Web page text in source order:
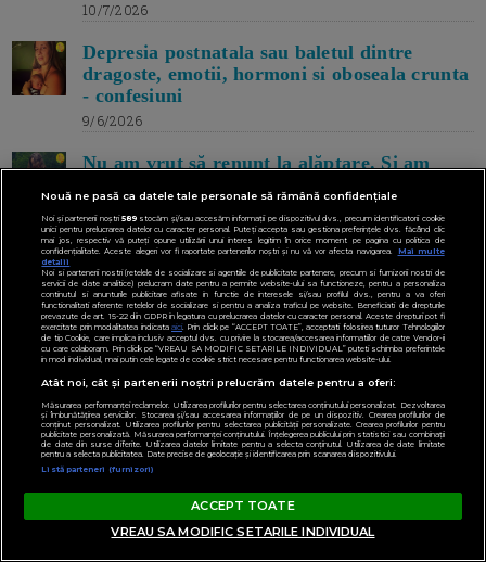
10/7/2026
Depresia postnatala sau baletul dintre
dragoste, emotii, hormoni si oboseala crunta
- confesiuni
9/6/2026
Nu am vrut să renunț la alăptare. Si am
confesiunile unei mame care alăptează
27/3/2026
ULTIMILE ARTICOLE
Nouă ne pasă ca datele tale personale să rămână confidențiale
Noi și partenerii noștri589stocăm și/sau accesăm informații pe dispozitivul dvs., precum identificatorii cookie
unici pentru prelucrarea datelor cu caracter personal. Puteți accepta sau gestiona preferințele dvs. făcând clic
mai jos, respectiv vă puteți opune utilizării unui interes legitim în orice moment pe pagina cu politica de
confidențialitate. Aceste alegeri vor fi raportate partenerilor noștri și nu vă vor afecta navigarea.
Mai multe
detalii
Noi si partenerii nostri (retelele de socializare si agentiile de publicitate partenere, precum si furnizorii nostri de
servicii de date analitice) prelucram date pentru a permite website-ului sa functioneze, pentru a personaliza
continutul si anunturile publicitare afisate in functie de interesele si/sau profilul dvs., pentru a va oferi
functionalitati aferente retelelor de socializare si pentru a analiza traficul pe website. Beneficiati de drepturile
prevazute de art. 15-22 din GDPR in legatura cu prelucrarea datelor cu caracter personal. Aceste drepturi pot fi
exercitate prin modalitatea indicataaici. Prin click pe “ACCEPT TOATE”, acceptati folosirea tuturor Tehnologiilor
de tip Cookie, care implica inclusiv acceptul dvs. cu privire la stocarea/accesarea informatiilor de catre Vendor-ii
cu care colaboram. Prin click pe “VREAU SA MODIFIC SETARILE INDIVIDUAL” puteti schimba preferintele
in mod individual, mai putin cele legate de cookie strict necesare pentru functionarea website-ului.
Atât noi, cât și partenerii noștri prelucrăm datele pentru a oferi:
Măsurarea performanței reclamelor. Utilizarea profilurilor pentru selectarea conținutului personalizat. Dezvoltarea
și îmbunătățirea serviciilor. Stocarea și/sau accesarea informațiilor de pe un dispozitiv. Crearea profilurilor de
conținut personalizat. Utilizarea profilurilor pentru selectarea publicității personalizate. Crearea profilurilor pentru
publicitate personalizată. Măsurarea performanței conținutului. Înțelegerea publicului prin statistici sau combinații
de date din surse diferite. Utilizarea datelor limitate pentru a selecta conținutul. Utilizarea de date limitate
pentru a selecta publicitatea. Date precise de geolocație și identificarea prin scanarea dispozitivului.
Listă parteneri (furnizori)
ACCEPT TOATE
VREAU SA MODIFIC SETARILE INDIVIDUAL